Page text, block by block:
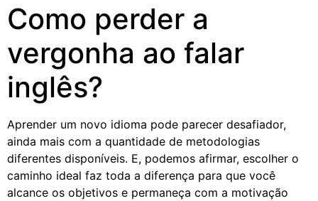
Como perder a
vergonha ao falar
inglês?
Aprender um novo idioma pode parecer desafiador,
ainda mais com a quantidade de metodologias
diferentes disponíveis. E, podemos afirmar, escolher o
caminho ideal faz toda a diferença para que você
alcance os objetivos e permaneça com a motivação